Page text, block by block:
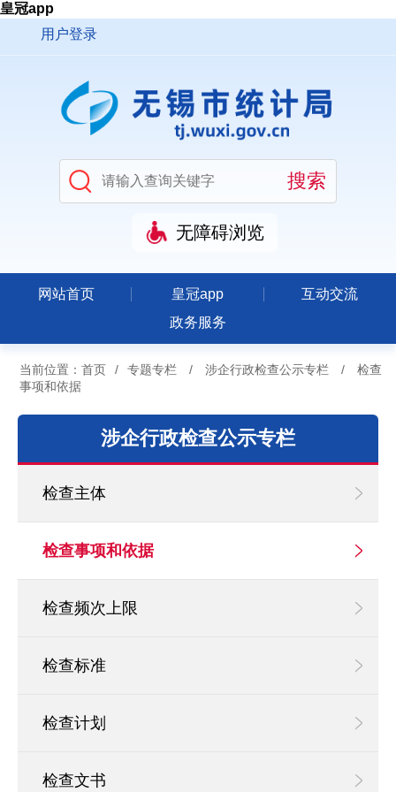
皇冠app
用户登录
无障碍浏览
网站首页 皇冠app
互动交流
政务服务
当前位置： 首页 / 专题专栏 / 涉企行政检查公示专栏 /
检查
事项和依据
涉企行政检查公示专栏
检查主体
检查事项和依据
检查频次上限
检查标准
检查计划
检查文书